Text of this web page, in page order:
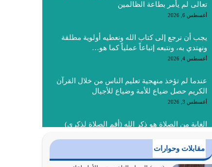
تعالى لم يأمر بطاعة الظالمين
أغسطس 6, 2026
يجب أن نرجع إلى كتاب الله ونعطيه أولوية مطلقة
ونهتدي به، ونتبعه إتباعاً عملياً كما هو…
أغسطس 4, 2026
عندما لم تؤخذ منهجية تعليم الناس من خلال القرآن
الكريم حصل ضياع للأمة وضياع للأجيال
أغسطس 3, 2026
الغاية من الصلاة هو ذكر الله (أقم الصلاة لذكري)
أغسطس 2, 2026
مقابلات وحوارات